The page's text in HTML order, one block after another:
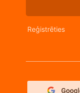
Reģistrēties